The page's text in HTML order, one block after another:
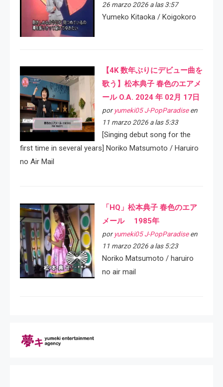
26 marzo 2026 a las 3:57
Yumeko Kitaoka / Koigokoro
【4K 数年ぶりにデビュー曲を
歌う】松本典子 春色のエアメ
ール O.A. 2024 年 02月 17日
por yumeki05 J-PopParadiseen
11 marzo 2026 a las 5:33
[Singing debut song for the
first time in several years] Noriko Matsumoto / Haruiro
no Air Mail
「HQ」松本典子 春色のエア
メール 1985年
por yumeki05 J-PopParadiseen
11 marzo 2026 a las 5:23
Noriko Matsumoto / haruiro
no air mail